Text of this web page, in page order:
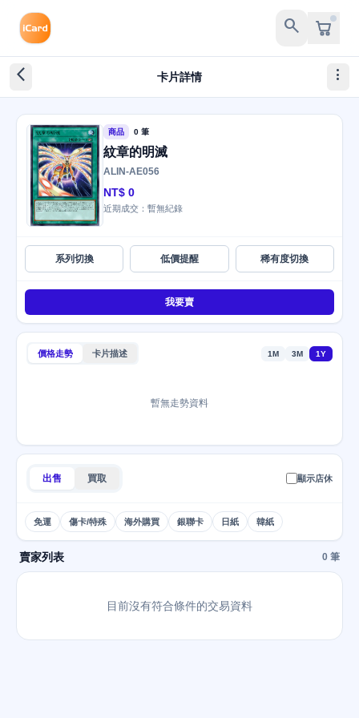
search
arrow_back_ios_new 卡片詳情 more_vert
商品 0 筆
紋章的明滅
ALIN-AE056
NT$ 0
近期成交：暫無紀錄
系列切換 低價提醒 稀有度切換
我要賣
價格走勢 卡片描述 1M 3M 1Y
暫無走勢資料
出售 買取 顯示店休
免運 傷卡/特殊 海外購買 銀聯卡 日紙 韓紙
賣家列表 0 筆
目前沒有符合條件的交易資料